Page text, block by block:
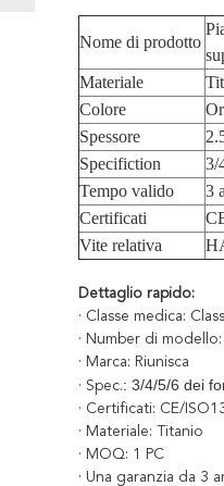
Nome di prodotto
Materiale
Colore
Spessore
Specifiction
3/
Tempo valido
3
Certificati
Vite relativa
Dettaglio rapido:
· Classe medica:
· Number di
· Marca: Riunisca
· Spec.: 3/4/5/6 dei
· Certificati: CE/
· Materiale: Titanio
· MOQ: 1 PC
· Una garanzia da 3